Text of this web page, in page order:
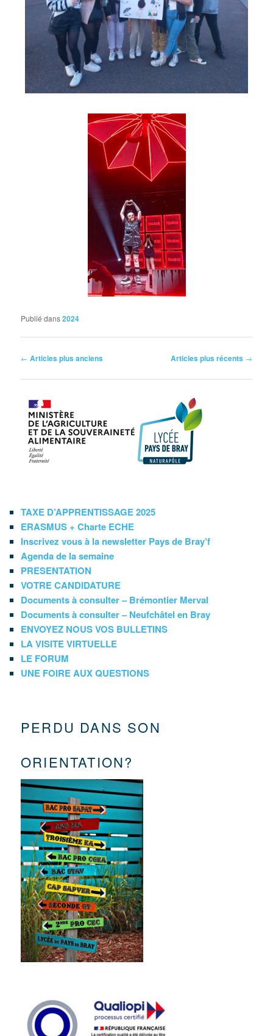
Publié dans2024
Navigation
articles
← Articles plus anciens Articles plus récents →
TAXE D’APPRENTISSAGE 2025
ERASMUS + Charte ECHE
Inscrivez vous à la newsletter Pays de Bray’f
Agenda de la semaine
PRESENTATION
VOTRE CANDIDATURE
Documents à consulter – Brémontier Merval
Documents à consulter – Neufchâtel en Bray
ENVOYEZ NOUS VOS BULLETINS
LA VISITE VIRTUELLE
LE FORUM
UNE FOIRE AUX QUESTIONS
PERDU DANS SON
ORIENTATION?